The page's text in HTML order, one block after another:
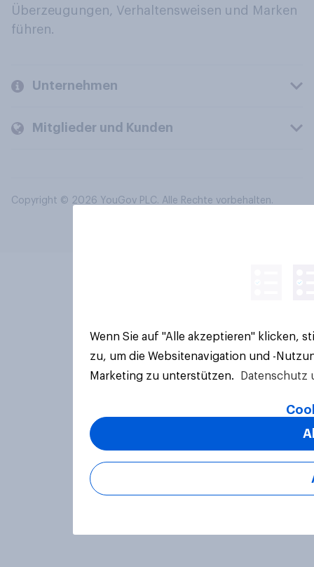
Überzeugungen, Verhaltensweisen und Marken
führen.
Unternehmen
Mitglieder und Kunden
Copyright © 2026 YouGov PLC. Alle Rechte vorbehalten.
Wenn Sie auf "Alle akzeptieren" klicken,
zu, um die Websitenavigation und -
Marketing zu unterstützen.
Datenschutz